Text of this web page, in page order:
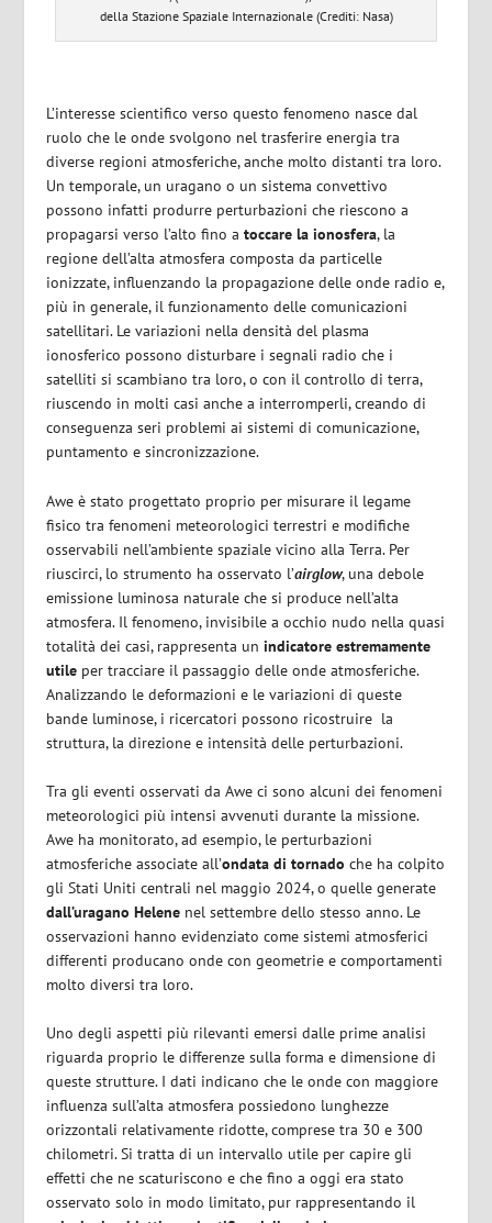
della Stazione Spaziale Internazionale (Crediti: Nasa)
L’interesse scientifico verso questo fenomeno nasce dal
ruolo che le onde svolgono nel trasferire energia tra
diverse regioni atmosferiche, anche molto distanti tra loro.
Un temporale, un uragano o un sistema convettivo
possono infatti produrre perturbazioni che riescono a
propagarsi verso l’alto fino atoccare la ionosfera, la
regione dell’alta atmosfera composta da particelle
ionizzate, influenzando la propagazione delle onde radio e,
più in generale, il funzionamento delle comunicazioni
satellitari. Le variazioni nella densità del plasma
ionosferico possono disturbare i segnali radio che i
satelliti si scambiano tra loro, o con il controllo di terra,
riuscendo in molti casi anche a interromperli, creando di
conseguenza seri problemi ai sistemi di comunicazione,
puntamento e sincronizzazione.
Awe è stato progettato proprio per misurare il legame
fisico tra fenomeni meteorologici terrestri e modifiche
osservabili nell’ambiente spaziale vicino alla Terra. Per
riuscirci, lo strumento ha osservato l’airglow, una debole
emissione luminosa naturale che si produce nell’alta
atmosfera. Il fenomeno, invisibile a occhio nudo nella quasi
totalità dei casi, rappresenta unindicatore estremamente
utile per tracciare il passaggio delle onde atmosferiche.
Analizzando le deformazioni e le variazioni di queste
bande luminose, i ricercatori possono ricostruire la
struttura, la direzione e intensità delle perturbazioni.
Tra gli eventi osservati da Awe ci sono alcuni dei fenomeni
meteorologici più intensi avvenuti durante la missione.
Awe ha monitorato, ad esempio, le perturbazioni
atmosferiche associate all’ondata di tornadoche ha colpito
gli Stati Uniti centrali nel maggio 2024, o quelle generate
dall’uragano Helene nel settembre dello stesso anno. Le
osservazioni hanno evidenziato come sistemi atmosferici
differenti producano onde con geometrie e comportamenti
molto diversi tra loro.
Uno degli aspetti più rilevanti emersi dalle prime analisi
riguarda proprio le differenze sulla forma e dimensione di
queste strutture. I dati indicano che le onde con maggiore
influenza sull’alta atmosfera possiedono lunghezze
orizzontali relativamente ridotte, comprese tra 30 e 300
chilometri. Si tratta di un intervallo utile per capire gli
effetti che ne scaturiscono e che fino a oggi era stato
osservato solo in modo limitato, pur rappresentando il